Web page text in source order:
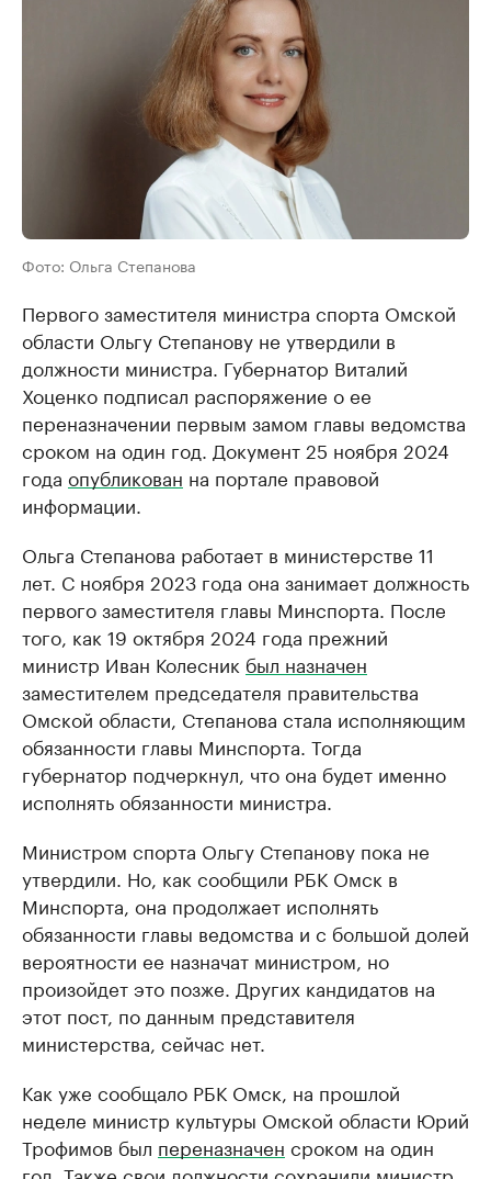
Фото: Ольга Степанова
Первого заместителя министра спорта Омской
области Ольгу Степанову не утвердили в
должности министра. Губернатор Виталий
Хоценко подписал распоряжение о ее
переназначении первым замом главы ведомства
сроком на один год. Документ 25 ноября 2024
года опубликован на портале правовой
информации.
Ольга Степанова работает в министерстве 11
лет. С ноября 2023 года она занимает должность
первого заместителя главы Минспорта. После
того, как 19 октября 2024 года прежний
министр Иван Колесник был назначен
заместителем председателя правительства
Омской области, Степанова стала исполняющим
обязанности главы Минспорта. Тогда
губернатор подчеркнул, что она будет именно
исполнять обязанности министра.
Министром спорта Ольгу Степанову пока не
утвердили. Но, как сообщили РБК Омск в
Минспорта, она продолжает исполнять
обязанности главы ведомства и с большой долей
вероятности ее назначат министром, но
произойдет это позже. Других кандидатов на
этот пост, по данным представителя
министерства, сейчас нет.
Как уже сообщало РБК Омск, на прошлой
неделе министр культуры Омской области Юрий
Трофимов был переназначен сроком на один